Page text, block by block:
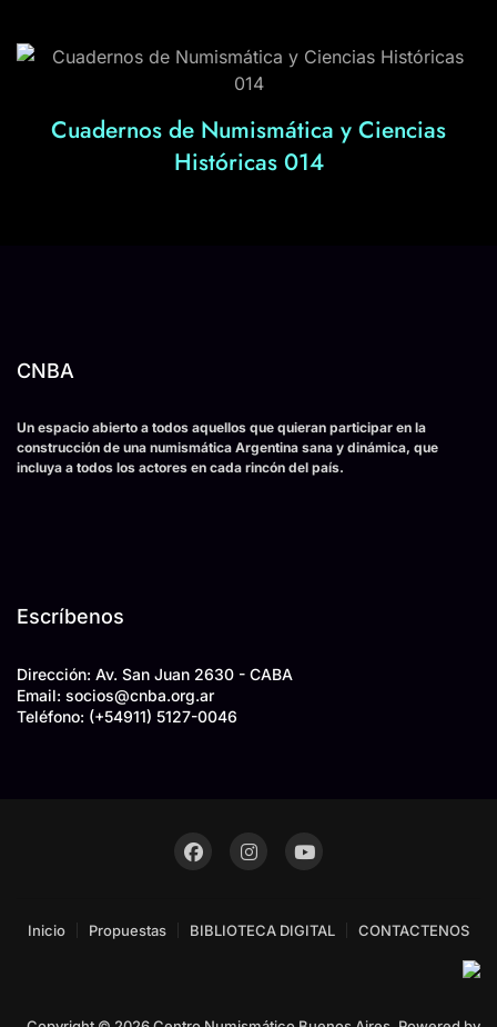
Cuadernos de Numismática y Ciencias
Históricas 014
CNBA
Un espacio abierto a todos aquellos que quieran participar en la
construcción de una numismática Argentina sana y dinámica, que
incluya a todos los actores en cada rincón del país.
Escríbenos
Dirección: Av. San Juan 2630 - CABA
Email: socios@cnba.org.ar
Teléfono: (+54911) 5127-0046
Inicio Propuestas BIBLIOTECA DIGITAL CONTACTENOS